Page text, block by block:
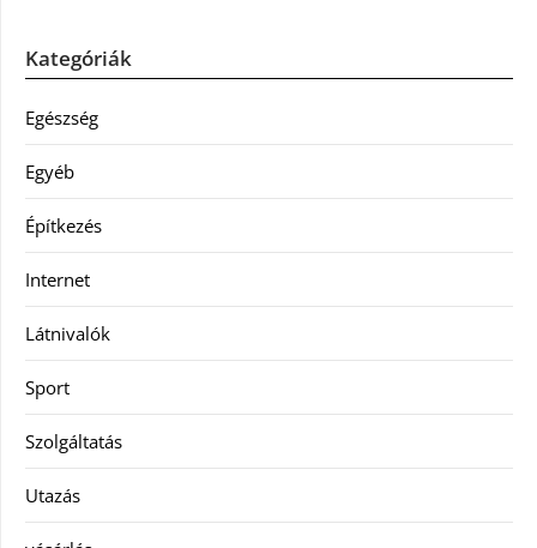
Kategóriák
Egészség
Egyéb
Építkezés
Internet
Látnivalók
Sport
Szolgáltatás
Utazás